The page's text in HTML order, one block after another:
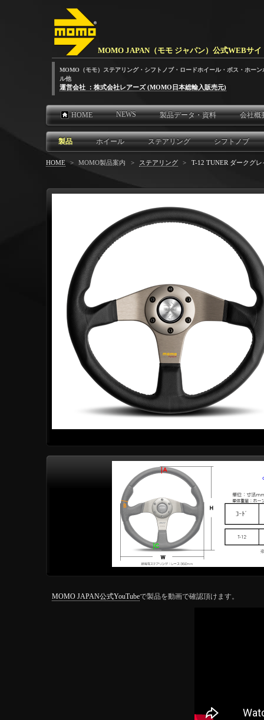
MOMO JAPAN（モモ ジャパン）公式WEBサイ
MOMO（モモ）ステアリング・シフトノブ・ロードホイール・ボス・ホー
ル他
運営会社 ：株式会社レアーズ (MOMO日本総輸入販売元)
HOME NEWS 製品データ・資料 会社概
製品 ホイール ステアリング シフトノブ
HOME > MOMO製品案内 > ステアリング > T-12 TUNER ダークグレ
MOMO JAPAN公式YouTubeで製品を動画で確認頂けます。